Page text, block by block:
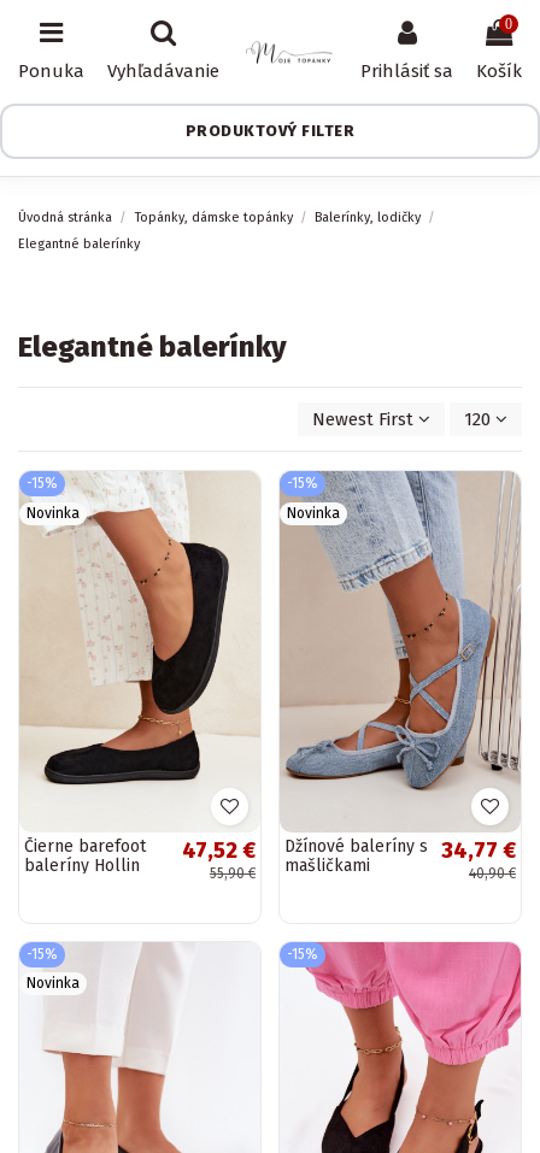
Ponuka Vyhľadávanie Prihlásiť sa
0
Košík
PRODUKTOVÝ FILTER
Úvodná stránka Topánky, dámske topánky
Balerínky, lodičky
Elegantné balerínky
Elegantné balerínky
Newest First 120
-15%
Novinka
Čierne barefoot
baleríny Hollin
47,52 €
55,90 €
-15%
Novinka
Džínové baleríny s
mašličkami
34,77 €
40,90 €
-15%
Novinka
-15%